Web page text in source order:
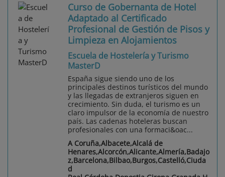
Curso de Gobernanta de Hotel
Adaptado al Certificado
Profesional de Gestión de Pisos y
Limpieza en Alojamientos
Escuela de Hostelería y Turismo
MasterD
España sigue siendo uno de los
principales destinos turísticos del mundo
y las llegadas de extranjeros siguen en
crecimiento. Sin duda, el turismo es un
claro impulsor de la economía de nuestro
país. Las cadenas hoteleras buscan
profesionales con una formaci&oac...
A Coruña,Albacete,Alcalá de
Henares,Alcorcón,Alicante,Almería,Badajo
z,Barcelona,Bilbao,Burgos,Castelló,Ciuda
d